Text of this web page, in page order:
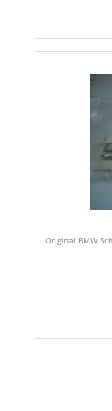
Original BMW